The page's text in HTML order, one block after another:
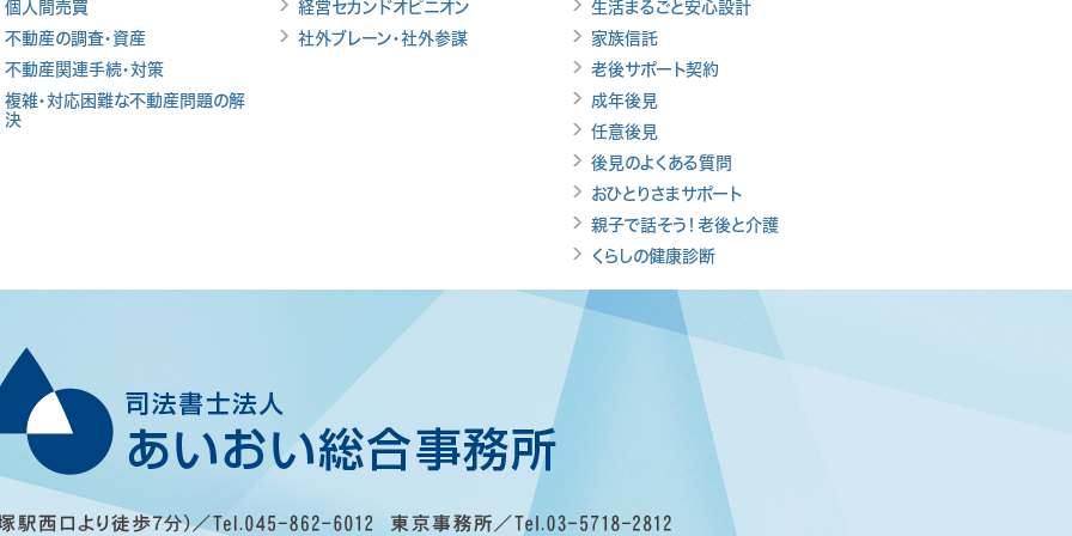
個人間売買
不動産の調査・資産
不動産関連手続・対策
複雑・対応困難な不動産問題の解
決
経営セカンドオピニオン
社外ブレーン・社外参謀
生活まるごと安心設計
家族信託
老後サポート契約
成年後見
任意後見
後見のよくある質問
おひとりさまサポート
親子で話そう！老後と介護
くらしの健康診断